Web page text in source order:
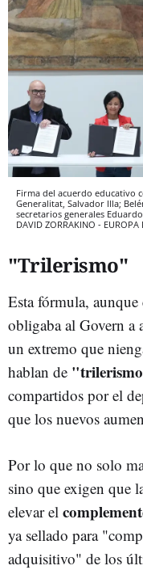
Firma del acuerdo educativo
Generalitat, Salvador Illa;
secretarios generales Eduardo
DAVID ZORRAKINO - EUROPA
"Trilerismo"
Esta fórmula,
obligaba al Govern a
un extremo que
hablan de
compartidos por el
que los nuevos
Por lo que no solo
sino que exigen que
elevar el
ya sellado para
adquisitivo" de los